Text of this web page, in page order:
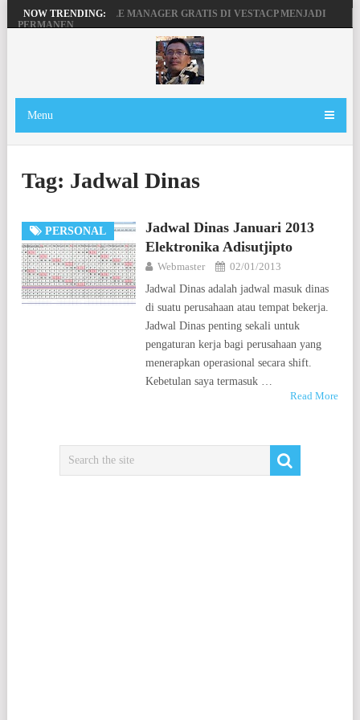
NOW TRENDING:
MENGAKTIFKAN FILE MANAGER GRATIS DI VESTACP MENJADI
PERMANEN
PENGERTIAN DOMAIN, SERVER DAN HOSTING
BEKERJA, BERMAIN DENGAN LAPTOP HP PAVILION X360
Menu
Tag: Jadwal Dinas
PERSONAL
Jadwal Dinas Januari 2013
Elektronika Adisutjipto
Webmaster
02/01/2013
Jadwal Dinas adalah jadwal masuk dinas
di suatu perusahaan atau tempat bekerja.
Jadwal Dinas penting sekali untuk
pengaturan kerja bagi perusahaan yang
menerapkan operasional secara shift.
Kebetulan saya termasuk …
Read More